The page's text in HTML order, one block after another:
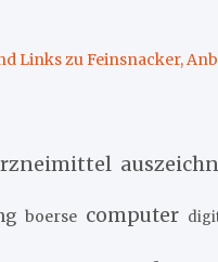
Links zu Feinsnacker,
boerse computer